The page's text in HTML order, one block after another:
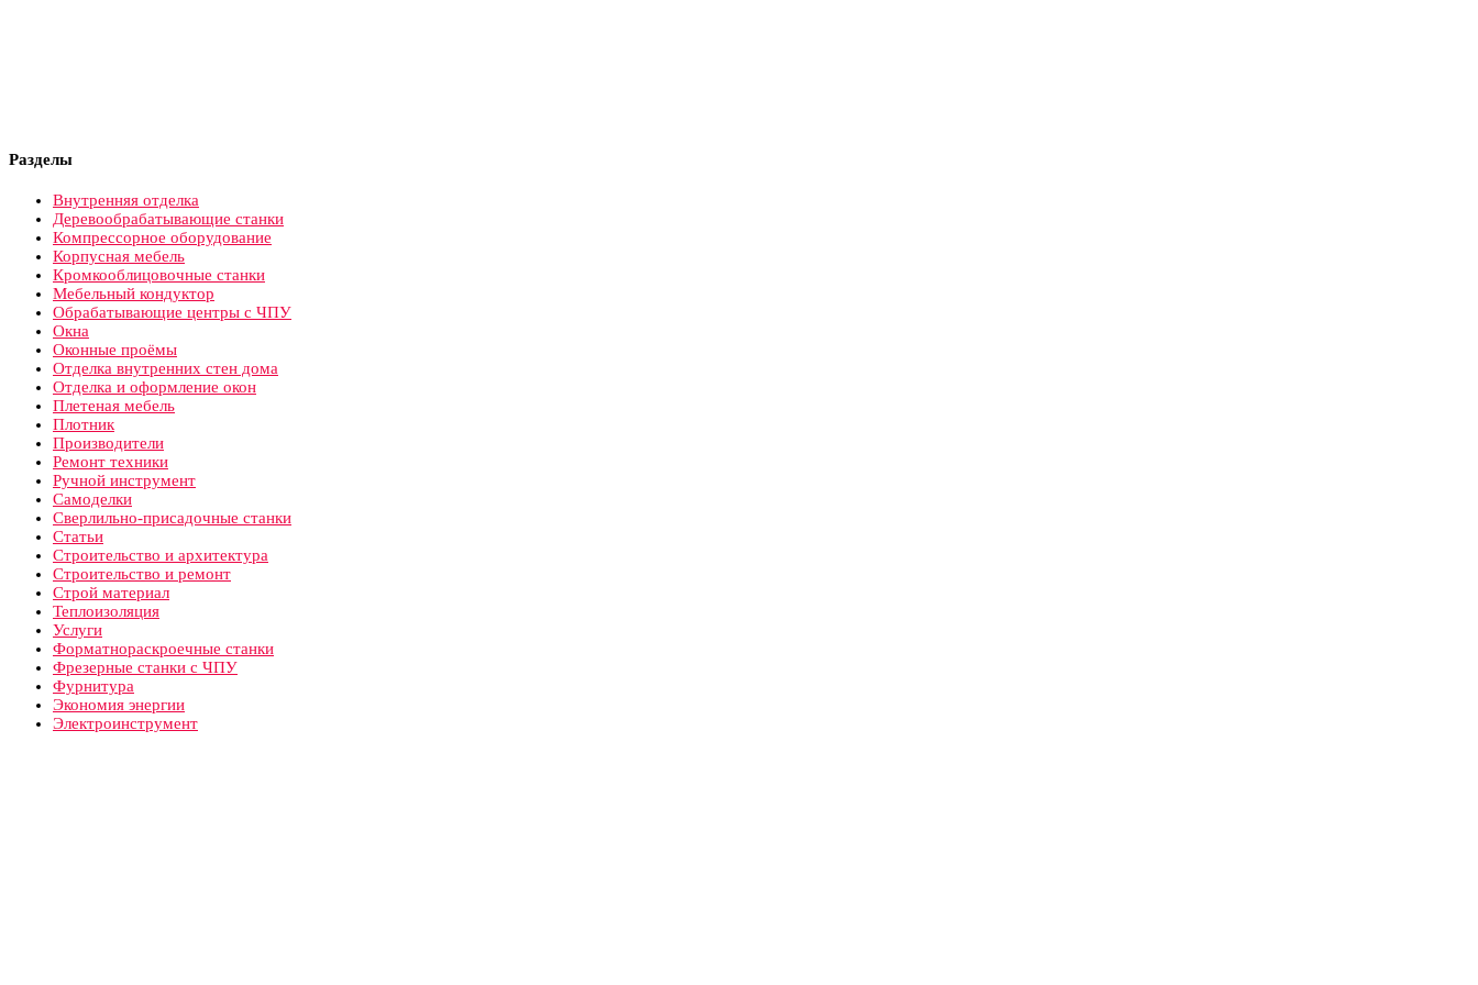
Разделы
Внутренняя отделка
Деревообрабатывающие станки
Компрессорное оборудование
Корпусная мебель
Кромкооблицовочные станки
Мебельный кондуктор
Обрабатывающие центры с ЧПУ
Окна
Оконные проёмы
Отделка внутренних стен дома
Отделка и оформление окон
Плетеная мебель
Плотник
Производители
Ремонт техники
Ручной инструмент
Самоделки
Сверлильно-присадочные станки
Статьи
Строительство и архитектура
Строительство и ремонт
Строй материал
Теплоизоляция
Услуги
Форматнораскроечные станки
Фрезерные станки с ЧПУ
Фурнитура
Экономия энергии
Электроинструмент